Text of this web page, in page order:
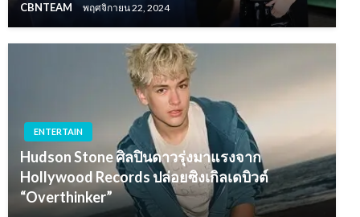
CBNTEAM พฤศจิกายน 22, 2024
ENTERTAIN
Hudson Stone ศิลปินดาวรุ่งมาแรงจาก
Hollywood Records ปล่อยซิงเกิลเดบิวต์
“Overthinker”